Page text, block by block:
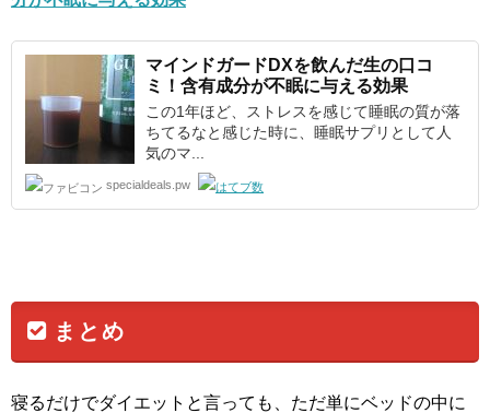
マインドガードDXを飲んだ生の口コ
ミ！含有成分が不眠に与える効果
この1年ほど、ストレスを感じて睡眠の質が落
ちてるなと感じた時に、睡眠サプリとして人
気のマ...
specialdeals.pw
まとめ
寝るだけでダイエットと言っても、ただ単にベッドの中に